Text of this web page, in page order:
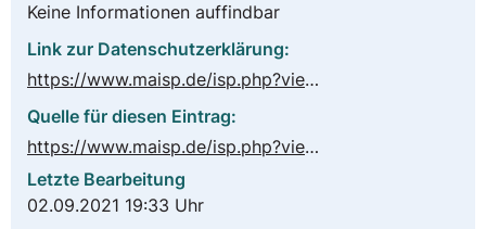
Keine Informationen auffindbar
Link zur Datenschutzerklärung:
https://www.maisp.de/isp.php?view=Inhalt&site=Datenschutz
Quelle für diesen Eintrag:
https://www.maisp.de/isp.php?view=Inhalt&site=Impressum
Letzte Bearbeitung
02.09.2021 19:33 Uhr